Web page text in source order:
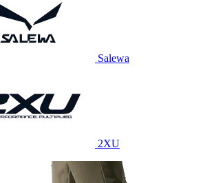
Salewa
2XU